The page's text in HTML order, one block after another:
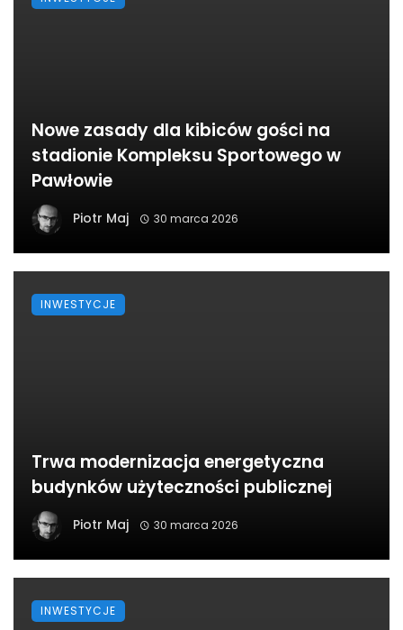
Nowe zasady dla kibiców gości na
stadionie Kompleksu Sportowego w
Pawłowie
Piotr Maj 30 marca 2026
Trwa modernizacja energetyczna
budynków użyteczności publicznej
Piotr Maj 30 marca 2026
INWESTYCJE
INWESTYCJE